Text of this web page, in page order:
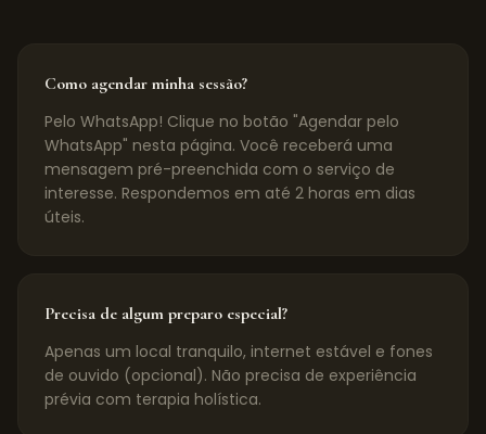
Como agendar minha sessão?
Pelo WhatsApp! Clique no botão "Agendar pelo
WhatsApp" nesta página. Você receberá uma
mensagem pré-preenchida com o serviço de
interesse. Respondemos em até 2 horas em dias
úteis.
Precisa de algum preparo especial?
Apenas um local tranquilo, internet estável e fones
de ouvido (opcional). Não precisa de experiência
prévia com terapia holística.